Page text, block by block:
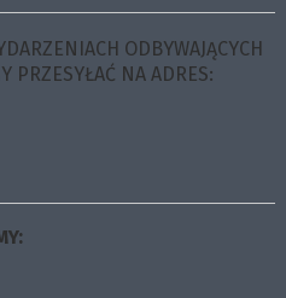
ODBYWAJĄCYCH
PRZESYŁAĆ NA ADRES: